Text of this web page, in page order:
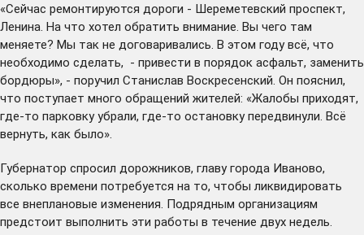
«Сейчас ремонтируются дороги - Шереметевский проспект,
Ленина. На что хотел обратить внимание. Вы чего там
меняете? Мы так не договаривались. В этом году всё, что
необходимо сделать, - привести в порядок асфальт, заменить
бордюры», - поручил Станислав Воскресенский. Он пояснил,
что поступает много обращений жителей: «Жалобы приходят,
где-то парковку убрали, где-то остановку передвинули. Всё
вернуть, как было».
Губернатор спросил дорожников, главу города Иваново,
сколько времени потребуется на то, чтобы ликвидировать
все внеплановые изменения. Подрядным организациям
предстоит выполнить эти работы в течение двух недель.